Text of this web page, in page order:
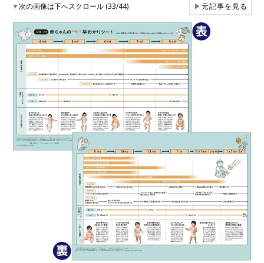
▼次の画像は下へスクロール (33/44) ▶元記事を見る